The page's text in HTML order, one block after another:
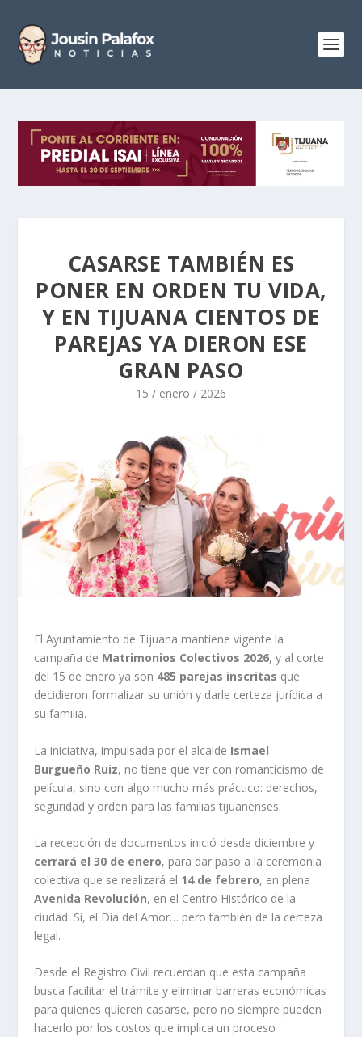
CASARSE TAMBIÉN ES
PONER EN ORDEN TU VIDA,
Y EN TIJUANA CIENTOS DE
PAREJAS YA DIERON ESE
GRAN PASO
15 / enero / 2026
El Ayuntamiento de Tijuana mantiene vigente la
campaña de Matrimonios Colectivos 2026, y al corte
del 15 de enero ya son 485 parejas inscritas que
decidieron formalizar su unión y darle certeza jurídica a
su familia.
La iniciativa, impulsada por el alcalde Ismael
Burgueño Ruiz, no tiene que ver con romanticismo de
película, sino con algo mucho más práctico: derechos,
seguridad y orden para las familias tijuanenses.
La recepción de documentos inició desde diciembre y
cerrará el 30 de enero, para dar paso a la ceremonia
colectiva que se realizará el 14 de febrero, en plena
Avenida Revolución, en el Centro Histórico de la
ciudad. Sí, el Día del Amor… pero también de la certeza
legal.
Desde el Registro Civil recuerdan que esta campaña
busca facilitar el trámite y eliminar barreras económicas
para quienes quieren casarse, pero no siempre pueden
hacerlo por los costos que implica un proceso